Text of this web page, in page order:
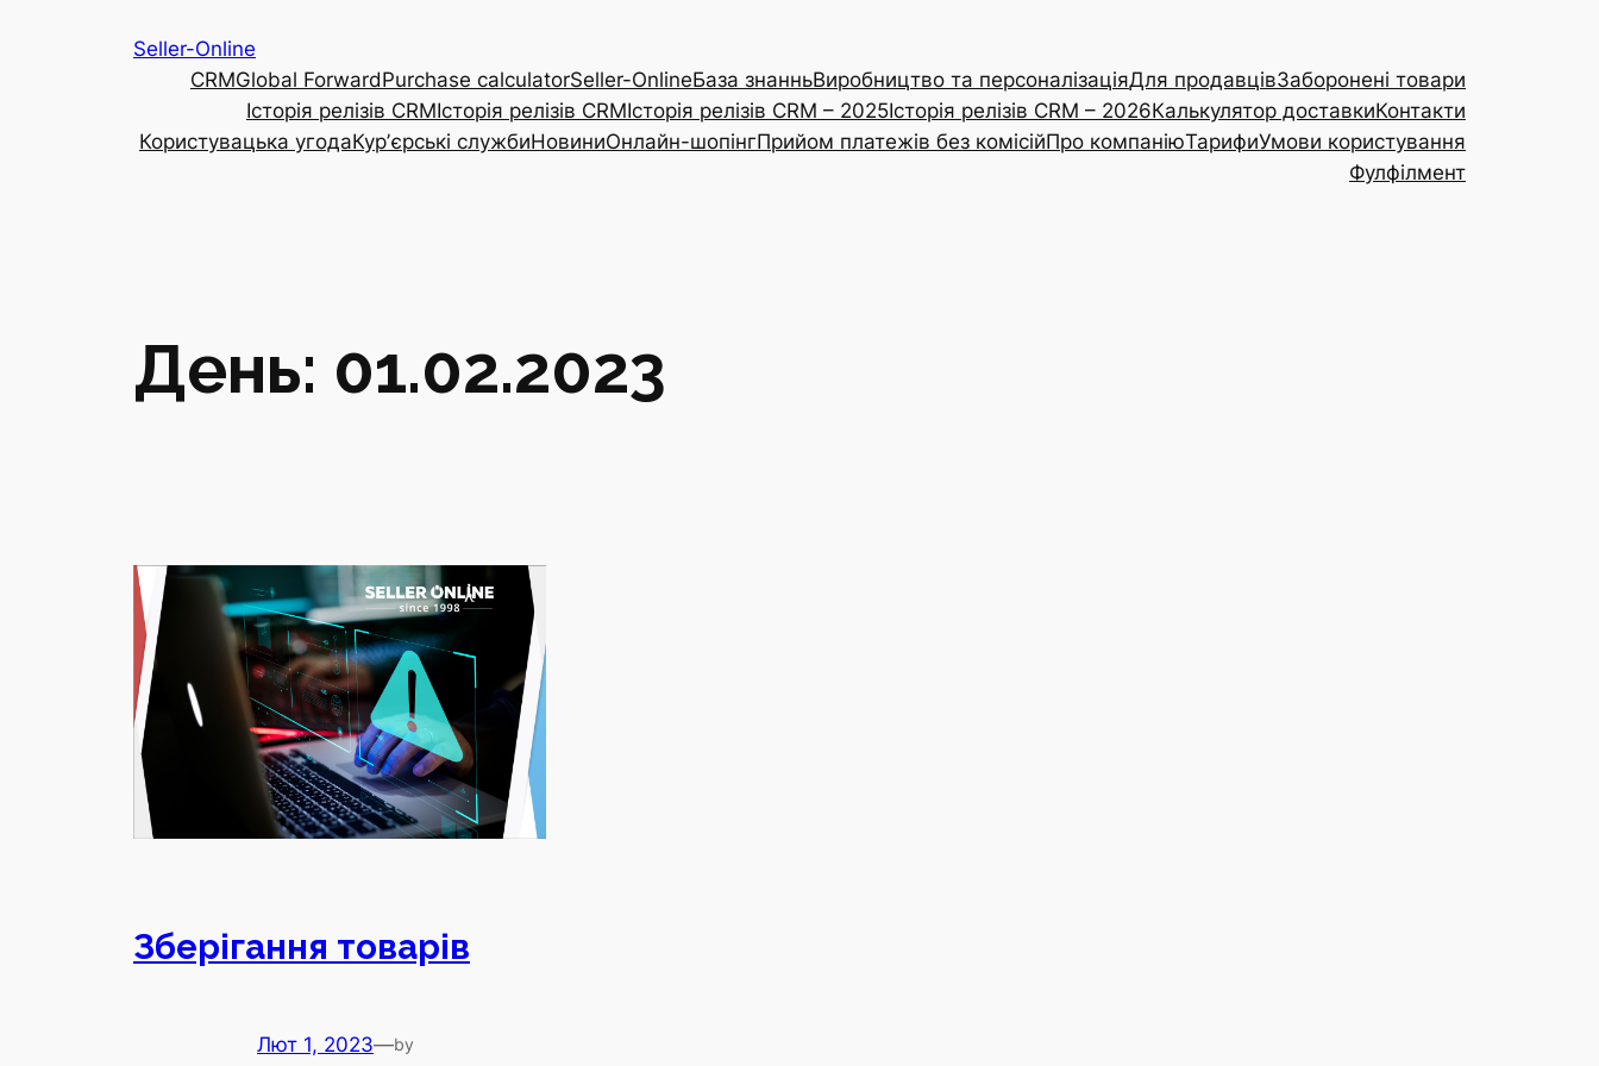
Seller-Online
CRMGlobal ForwardPurchase calculatorSeller-OnlineБаза знанньВиробництво та персоналізаціяДля продавцівЗаборонені товари
Історія релізів CRMІсторія релізів CRMІсторія релізів CRM – 2025Історія релізів CRM – 2026Калькулятор доставкиКонтакти
Користувацька угодаКурʼєрські службиНовиниОнлайн-шопінгПрийом платежів без комісійПро компаніюТарифиУмови користування
Фулфілмент
День: 01.02.2023
Зберігання товарів
Лют 1, 2023—by